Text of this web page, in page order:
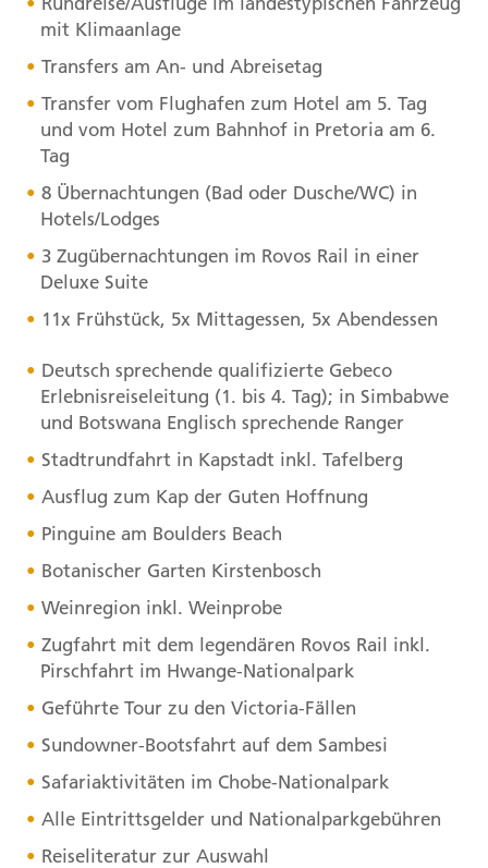
mit Klimaanlage
Transfers am An- und Abreisetag
Transfer vom Flughafen zum Hotel am 5. Tag
und vom Hotel zum Bahnhof in Pretoria am 6.
Tag
8 Übernachtungen (Bad oder Dusche/WC) in
Hotels/Lodges
3 Zugübernachtungen im Rovos Rail in einer
Deluxe Suite
11x Frühstück, 5x Mittagessen, 5x Abendessen
Deutsch sprechende qualifizierte Gebeco
Erlebnisreiseleitung (1. bis 4. Tag); in Simbabwe
und Botswana Englisch sprechende Ranger
Stadtrundfahrt in Kapstadt inkl. Tafelberg
Ausflug zum Kap der Guten Hoffnung
Pinguine am Boulders Beach
Botanischer Garten Kirstenbosch
Weinregion inkl. Weinprobe
Zugfahrt mit dem legendären Rovos Rail inkl.
Pirschfahrt im Hwange-Nationalpark
Geführte Tour zu den Victoria-Fällen
Sundowner-Bootsfahrt auf dem Sambesi
Safariaktivitäten im Chobe-Nationalpark
Alle Eintrittsgelder und Nationalparkgebühren
Reiseliteratur zur Auswahl